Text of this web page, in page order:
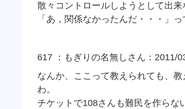
散々コントロールしようとして出
「あ，関係なかったんだ・・・」っ
617 ：もぎりの名無しさん：2011/
なんか、ここって教えられても、
わ。
チケットで108さんも難民を作らな